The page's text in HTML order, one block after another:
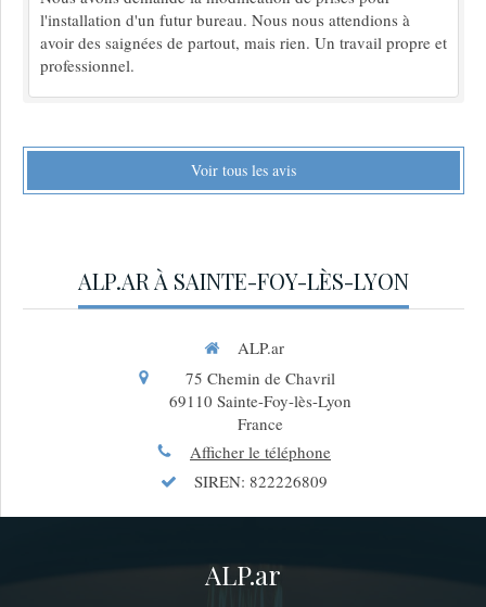
l'installation d'un futur bureau. Nous nous attendions à
avoir des saignées de partout, mais rien. Un travail propre et
professionnel.
Voir tous les avis
ALP.AR À SAINTE-FOY-LÈS-LYON
ALP.ar
75 Chemin de Chavril
69110 Sainte-Foy-lès-Lyon
France
Afficher le téléphone
SIREN: 822226809
ALP.ar